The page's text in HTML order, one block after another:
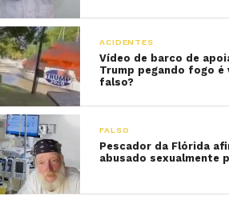
ACIDENTES
Vídeo de barco de
Trump pegando fogo é
falso?
FALSO
Pescador da Flórida
abusado sexualmente